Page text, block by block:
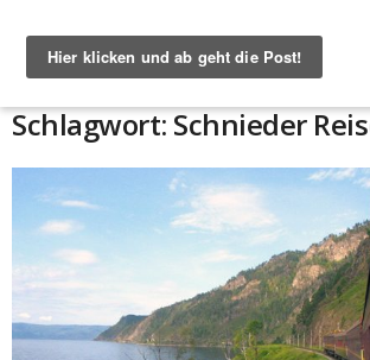
Schlagwort: Schnieder